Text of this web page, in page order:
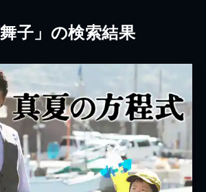
舞子」の検索結果